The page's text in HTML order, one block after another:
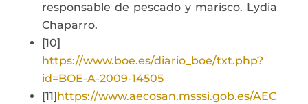
responsable de pescado y marisco. Lydia
Chaparro.
[10]
https://www.boe.es/diario_boe/txt.php?
id=BOE-A-2009-14505
[11]https://www.aecosan.msssi.gob.es/AEC